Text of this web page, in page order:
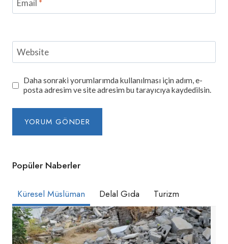
Email *
Website
Daha sonraki yorumlarımda kullanılması için adım, e-
posta adresim ve site adresim bu tarayıcıya kaydedilsin.
Popüler Naberler
Küresel Müslüman Delal Gıda Turizm